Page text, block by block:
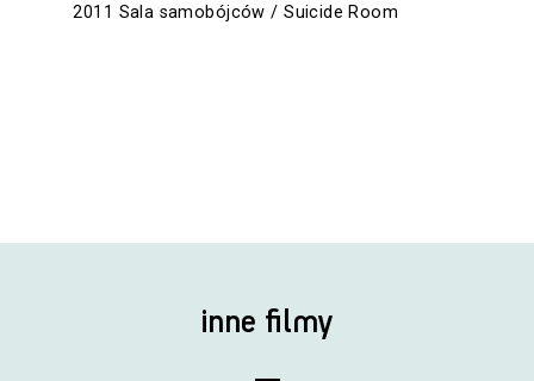
2011 Sala samobójców / Suicide Room
inne filmy